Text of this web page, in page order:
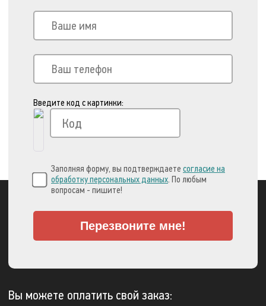
Введите код с картинки:
Заполняя форму, вы подтверждаете согласие на
обработку персональных данных. По любым
вопросам - пишите!
Перезвоните мне!
Вы можете оплатить свой заказ: